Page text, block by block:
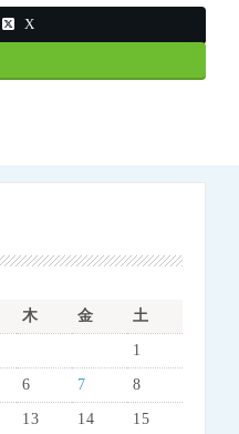
X
木 金 土
1
6 7 8
13 14 15